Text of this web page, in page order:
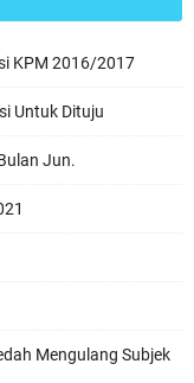
KPM 2016/2017
Untuk Dituju
Jun.
Mengulang Subjek